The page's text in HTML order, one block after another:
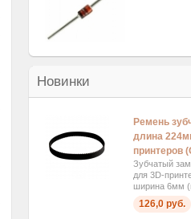
Новинки
Ремень
длина
принтеров
Зубчатый
для 3D-
ширина 6мм
126,0 руб.